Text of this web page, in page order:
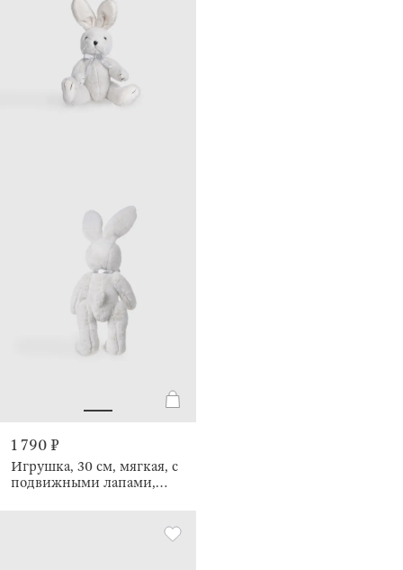
1 790 ₽
Игрушка, 30 см, мягкая, с
подвижными лапами,